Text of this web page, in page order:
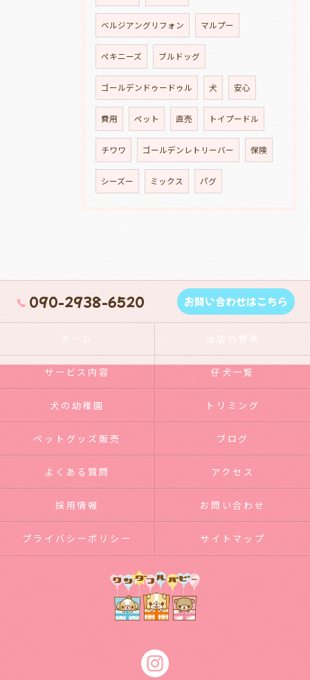
ベルジアングリフォン マルプー
ペキニーズ ブルドッグ
ゴールデンドゥードゥル 犬 安心
費用 ペット 直売 トイプードル
チワワ ゴールデンレトリーバー 保険
シーズー ミックス パグ
090-2938-6520 お問い合わせはこちら
ホーム 当店の特徴
サービス内容 仔犬一覧
犬の幼稚園 トリミング
ペットグッズ販売 ブログ
よくある質問 アクセス
採用情報 お問い合わせ
プライバシーポリシー サイトマップ